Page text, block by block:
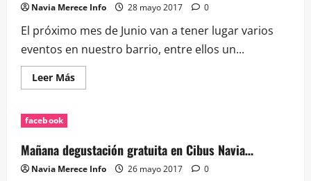
Navia Merece Info 28 mayo 2017 0
El próximo mes de Junio van a tener lugar varios
eventos en nuestro barrio, entre ellos un...
Leer MásLeer
más
Junio
van
a
facebook
Mañana degustación gratuita en Cibus Navia…
Navia Merece Info 26 mayo 2017 0